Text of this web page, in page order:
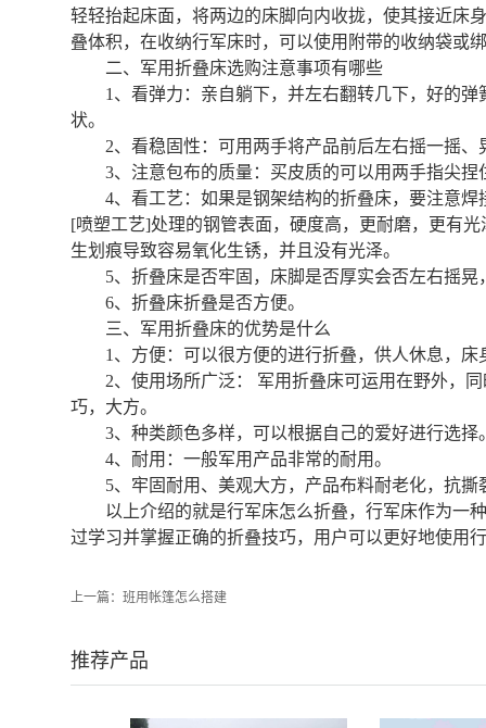
轻轻抬起床面，将两边的床脚向内收拢，使其接近床
叠体积，在收纳行军床时，可以使用附带的收纳袋或
二、军用折叠床选购注意事项有哪些
1、看弹力：亲自躺下，并左右翻转几下，好的
状。
2、看稳固性：可用两手将产品前后左右摇一摇
3、注意包布的质量：买皮质的可以用两手指尖
4、看工艺：如果是钢架结构的折叠床，要注意
[喷塑工艺]处理的钢管表面，硬度高，更耐磨，更有
生划痕导致容易氧化生锈，并且没有光泽。
5、折叠床是否牢固，床脚是否厚实会否左右摇晃
6、折叠床折叠是否方便。
三、军用折叠床的优势是什么
1、方便：可以很方便的进行折叠，供人休息，床
2、使用场所广泛： 军用折叠床可运用在野外，
巧，大方。
3、种类颜色多样，可以根据自己的爱好进行选择
4、耐用：一般军用产品非常的耐用。
5、牢固耐用、美观大方，产品布料耐老化，抗
以上介绍的就是行军床怎么折叠，行军床作为一
过学习并掌握正确的折叠技巧，用户可以更好地使用
上一篇： 班用帐篷怎么搭建
推荐产品